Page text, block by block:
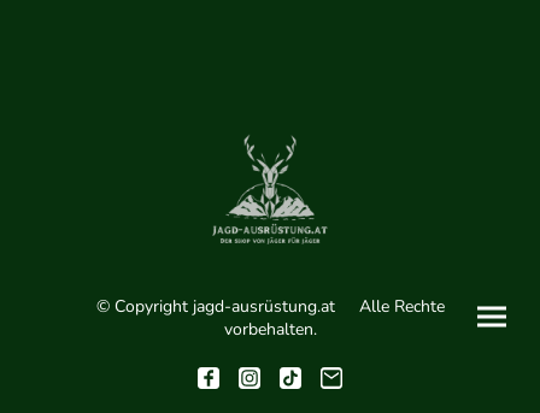
© Copyright jagd-ausrüstung.at Alle Rechte
vorbehalten.